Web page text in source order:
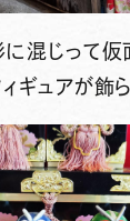
混じって仮
ギュアが飾